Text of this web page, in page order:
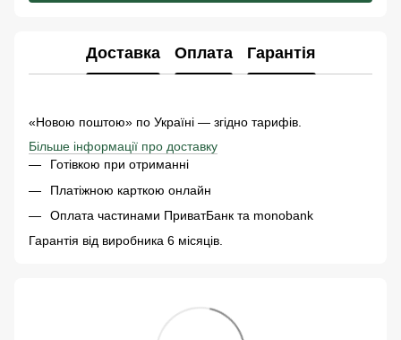
Доставка Оплата Гарантія
«Новою поштою» по Україні — згідно тарифів.
Більше інформації про доставку
Готівкою при отриманні
Платіжною карткою онлайн
Оплата частинами ПриватБанк та monobank
Гарантія від виробника 6 місяців.